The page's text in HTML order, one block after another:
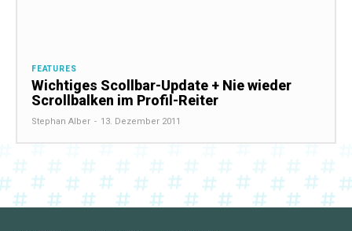
FEATURES
Wichtiges Scollbar-Update + Nie wieder
Scrollbalken im Profil-Reiter
Stephan Alber - 13. Dezember 2011